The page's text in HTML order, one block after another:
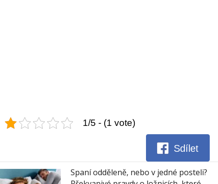
1/5 - (1 vote)
Sdílet
Spaní odděleně, nebo v jedné posteli?